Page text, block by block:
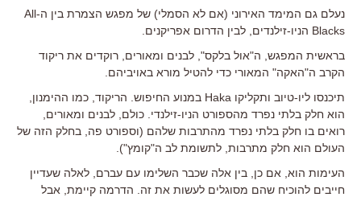
נעלם גם המימד האירוני (אם לא הסמלי) של מפגש הצמרת בין ה-All
Blacks הניו-זילנדים, לבין הדרום אפריקנים.
בראשית המפגש, ה"אול בלקס", לבנים ומאורים, רוקדים את ריקוד
הקרב ה"האקה" המאורי כדי להטיל מורא באויביהם.
תיכנסו ליו-טיוב ותקליקו Haka במנוע החיפוש. הריקוד, כמו ההימנון,
הוא חלק בלתי נפרד מהספורט הניו-זילנדי. כולם, לבנים ומאורים,
רואים בו חלק בלתי נפרד מהתרבות שלהם (וספורט פה, בחלק הזה של
העולם הוא חלק מתרבות, לתשומת לב ה"קומץ").
העימות הוא, אם כן, בין אלה שכבר השלימו עם עברם, לאלה שעדיין
חייבים להוכיח שהם מסוגלים לעשות את זה. הדרמה קיימת, אבל